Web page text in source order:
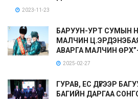
2023-11-23
БАРУУН-УРТ СУМЫН
МАЛЧИН
АВАРГА МАЛЧИН
2025-02-27
ГУРАВ, ЕС ДҮГЭЭР
БАГИЙН ДАРГАА